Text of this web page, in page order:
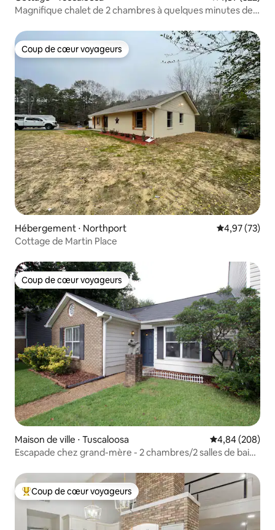
Magnifique chalet de 2 chambres à quelques minutes de
Coup de cœur voyageurs
Coup de cœur voyageurs
Hébergement ⋅ Northport Évaluation
4,97 (73)
Cottage de Martin Place
Coup de cœur voyageurs
Coup de cœur voyageurs
Maison de ville ⋅ Tuscaloosa Évaluation
4,84 (208)
Escapade chez grand-mère - 2 chambres/2 salles de bain
Coups de cœur voyageurs les plus appréciés
Coup de cœur voyageurs